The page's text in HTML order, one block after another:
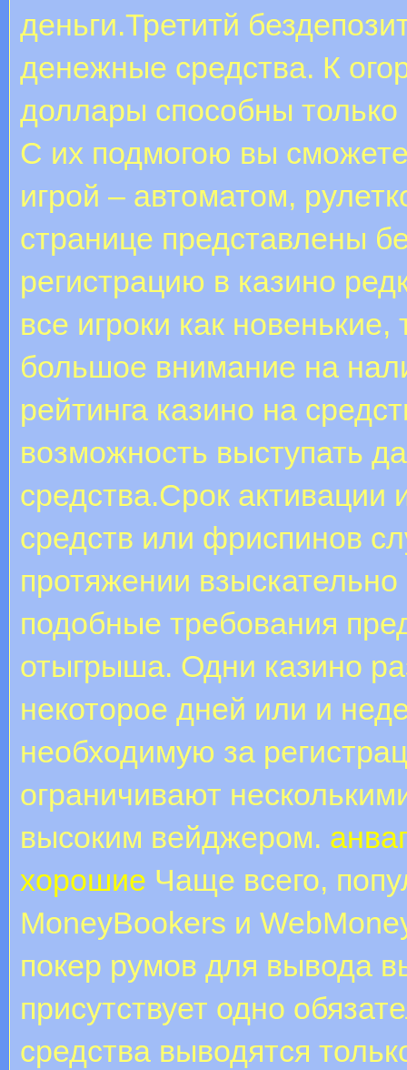
деньги.Третитй
денежные средства. К
доллары способны
С их подмогою вы
игрой – автоматом,
странице представлены
регистрацию в казино
все игроки как
большое внимание на
рейтинга казино на
возможность выступать
средства.Срок
средств или фриспинов
протяжении
подобные требования
отыгрыша. Одни казино
некоторое дней или и
необходимую за
ограничивают
высоким вейджером.
хорошие Чаще всего,
MoneyBookers и
покер румов для вывода
присутствует одно
средства выводятся